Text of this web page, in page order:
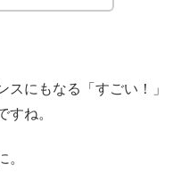
にもなる「すごい！」
すね。
。